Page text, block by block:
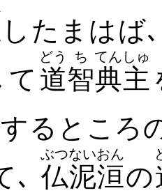
したまはば
て 道
どう
智
ち
典主
てんしゅ
るところ
､ 仏
ぶつ
泥洹
ないおん
の